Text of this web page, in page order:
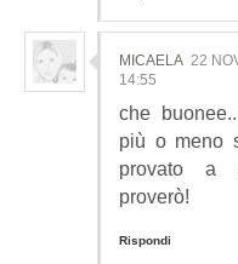
MICAELA 22
14:55
che
più o meno
provato a
proverò!
Rispondi